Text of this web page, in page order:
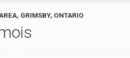
GRIMSBY, ONTARIO